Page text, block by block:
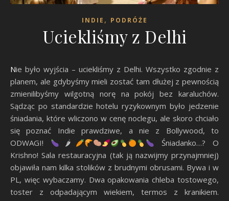
INDIE , PODRÓŻE
Uciekliśmy z Delhi
Nie było wyjścia – uciekliśmy z Delhi. Wszystko zgodnie z
planem, ale gdybyśmy mieli zostać tam dłużej z pewnością
zmienilibyśmy wilgotną norę na pokój bez karaluchów.
Sądząc po standardzie hotelu ryzykownym było jedzenie
śniadania, które wliczono w cenę noclegu, ale skoro chciało
się poznać Indie prawdziwe, a nie z Bollywood, to
ODWAGI!
🌶
Śniadanko…? O
Krishno! Sala restauracyjna (tak ją nazwijmy przynajmniej)
objawiła nam kilka stolików z brudnymi obrusami. Bywa i w
PL, więc wybaczamy. Dwa opakowania chleba tostowego,
toster z odpadającym wiekiem, termos z kranikiem.